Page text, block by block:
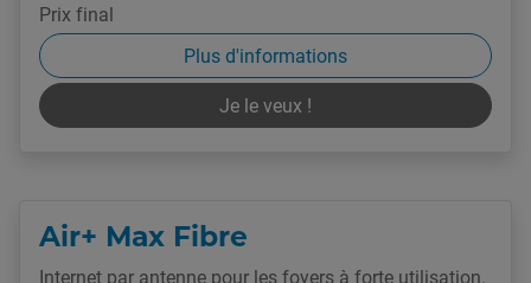
Prix final
Plus d'informations
Je le veux !
Air+ Max Fibre
Internet par antenne pour les foyers à forte utilisation.